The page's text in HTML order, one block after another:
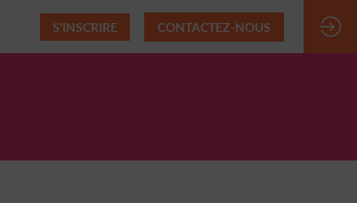
S'INSCRIRE CONTACTEZ-NOUS